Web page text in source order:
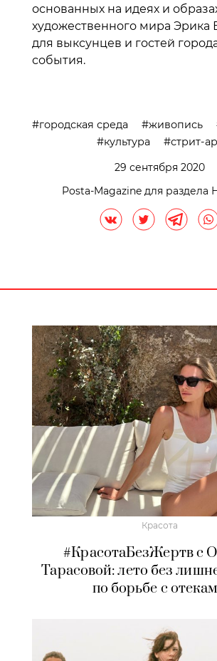
основанных на идеях и
художественного мира Эрика
для выксунцев и гостей
события.
городская среда живопись
культура
стрит-
29 сентября 2020
Posta-Magazine для раздела
Красота
#КрасотаБезЖертв с
Тарасовой: лето без
по борьбе с